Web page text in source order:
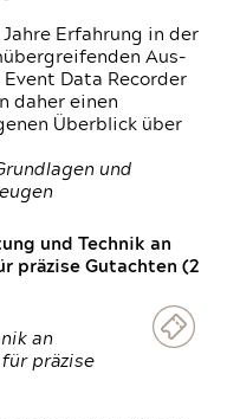
Erfahrung in der
Aus-
Data Recorder
daher einen
Überblick über
und
und Technik an
präzise Gutachten (2
an
präzise